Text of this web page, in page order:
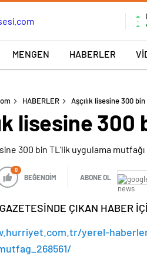
MENGEN HABERLER
HABERLER Aşçılık lisesine 300
lisesine 300
0
BEĞENDİM ABONE OL
ÇIKAN HABER
yerel-